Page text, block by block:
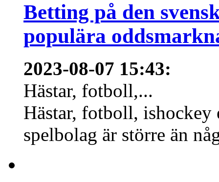
Betting på den
populära
2023-08-07 15:43:
Hästar, fotboll,...
Hästar, fotboll,
spelbolag är större än